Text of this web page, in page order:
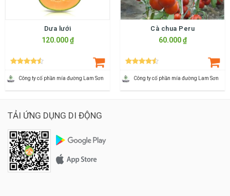
Dưa lưới
120.000 ₫
Công ty cố phần mía đường Lam Sơn
Cà chua Peru
60.000 ₫
Công ty cố phần mía đường Lam Sơn
TẢI ỨNG DỤNG DI ĐỘNG